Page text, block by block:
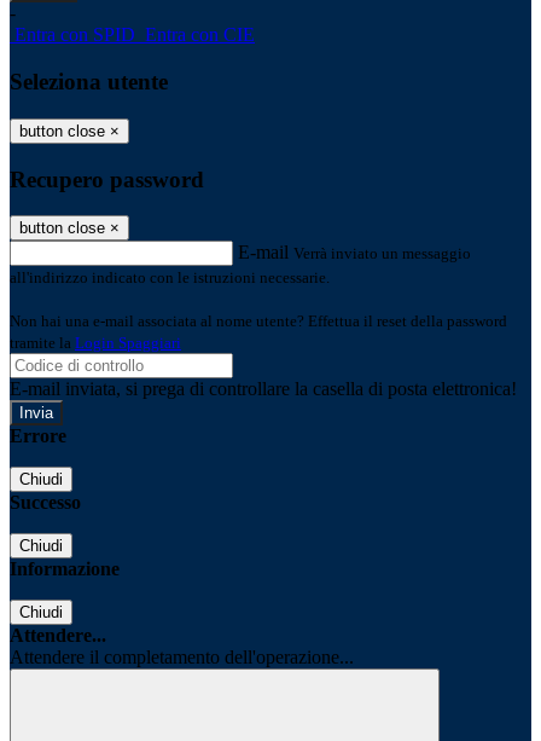
-
Entra con SPID Entra con CIE
Seleziona utente
button close ×
Recupero password
button close ×
E-mail Verrà inviato un messaggio
all'indirizzo indicato con le istruzioni necessarie.
Non hai una e-mail associata al nome utente? Effettua il reset della password
tramite la Login Spaggiari
E-mail inviata, si prega di controllare la casella di posta elettronica!
Errore
Chiudi
Successo
Chiudi
Informazione
Chiudi
Attendere...
Attendere il completamento dell'operazione...